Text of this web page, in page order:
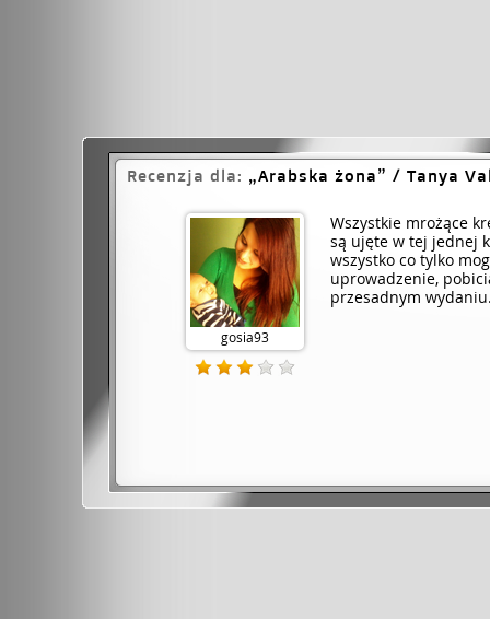
Recenzja dla: Arabska żona / Tanya
gosia93
Wszystkie mrożące
są ujęte w tej jednej
wszystko co tylko
uprowadzenie,
przesadnym